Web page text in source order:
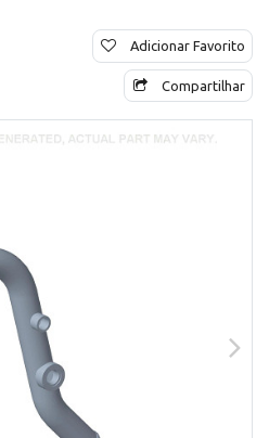
Adicionar Favorito
Compartilhar